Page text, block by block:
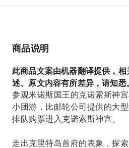
商品说明
此商品文案由机器翻译提供，
述、原文内容有所差异，请知悉。
参观米诺斯国王的克诺索斯神
小团游，比邮轮公司提供的大
排队购票进入克诺索斯神宫。
走出克里特岛首府的表象，探